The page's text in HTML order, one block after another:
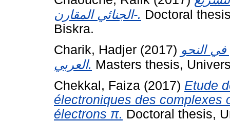
الجنائي المقارن-. Doctoral
Biskra.
Charik, Hadjer (2017) في النحو
العربي. Masters thesis,
Chekkal, Faiza (2017) Etude
électroniques des complexes
électrons π. Doctoral thesis,